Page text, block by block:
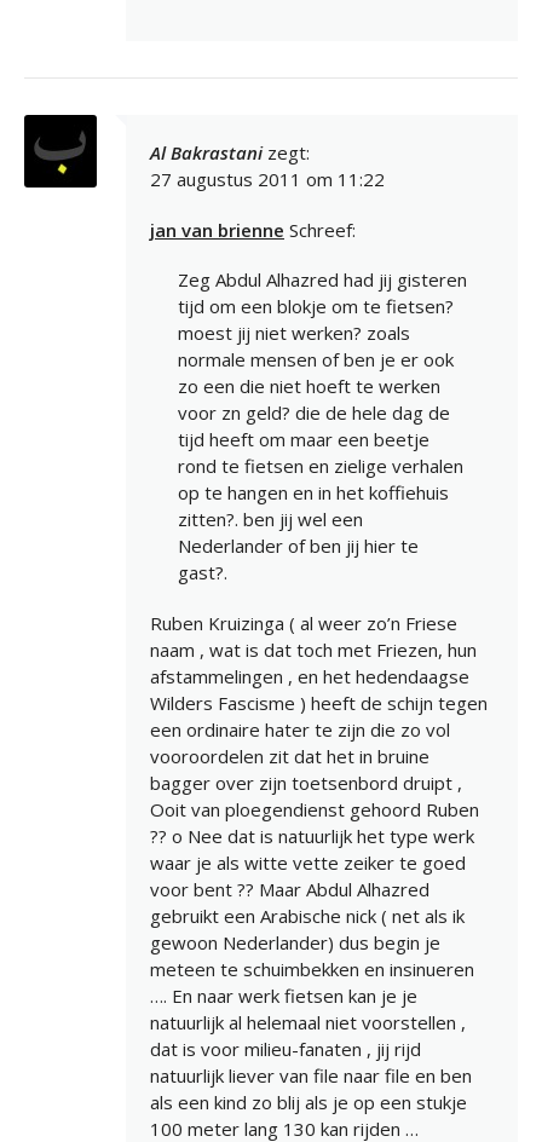
Al Bakrastani zegt:
27 augustus 2011 om 11:22
jan van brienne Schreef:
Zeg Abdul Alhazred had jij gisteren
tijd om een blokje om te fietsen?
moest jij niet werken? zoals
normale mensen of ben je er ook
zo een die niet hoeft te werken
voor zn geld? die de hele dag de
tijd heeft om maar een beetje
rond te fietsen en zielige verhalen
op te hangen en in het koffiehuis
zitten?. ben jij wel een
Nederlander of ben jij hier te
gast?.
Ruben Kruizinga ( al weer zo’n Friese
naam , wat is dat toch met Friezen, hun
afstammelingen , en het hedendaagse
Wilders Fascisme ) heeft de schijn tegen
een ordinaire hater te zijn die zo vol
vooroordelen zit dat het in bruine
bagger over zijn toetsenbord druipt ,
Ooit van ploegendienst gehoord Ruben
?? o Nee dat is natuurlijk het type werk
waar je als witte vette zeiker te goed
voor bent ?? Maar Abdul Alhazred
gebruikt een Arabische nick ( net als ik
gewoon Nederlander) dus begin je
meteen te schuimbekken en insinueren
…. En naar werk fietsen kan je je
natuurlijk al helemaal niet voorstellen ,
dat is voor milieu-fanaten , jij rijd
natuurlijk liever van file naar file en ben
als een kind zo blij als je op een stukje
100 meter lang 130 kan rijden …